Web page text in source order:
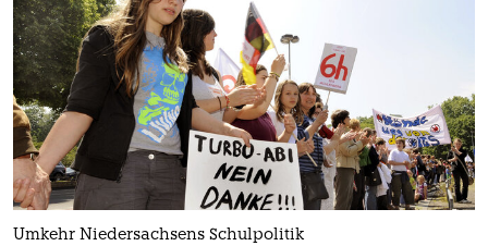
Umkehr Niedersachsens Schulpolitik